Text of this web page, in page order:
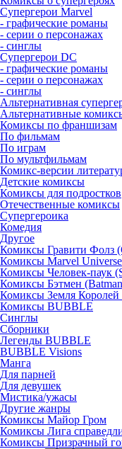
Супергерои Marvel
- графические романы
- серии о персонажах
- синглы
Супергерои DC
- графические романы
- серии о персонажах
- синглы
Альтернативная
Альтернативные
Комиксы по франшизам
По фильмам
По играм
По мультфильмам
Комикс-версии
Детские комиксы
Комиксы для подростков
Отечественные комиксы
Супергероика
Комедия
Другое
Комиксы Гравити Фолз
Комиксы Marvel Universe
Комиксы Человек-паук
Комиксы Бэтмен
Комиксы Земля
Комиксы BUBBLE
Синглы
Сборники
Легенды BUBBLE
BUBBLE Visions
Манга
Для парней
Для девушек
Мистика/ужасы
Другие жанры
Комиксы Майор Гром
Комиксы Лига
Комиксы Призрачный